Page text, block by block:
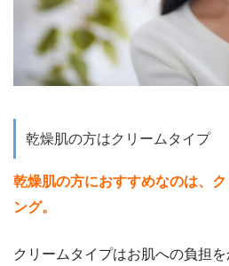
乾燥肌の方はクリームタイプ
乾燥肌の方におすすめなのは、
ング。
クリームタイプはお肌への負担